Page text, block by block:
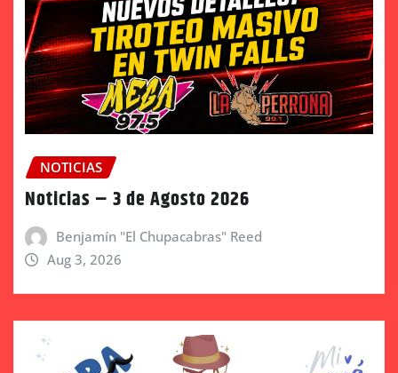
NOTICIAS
Noticias – 3 de Agosto 2026
Benjamín "El Chupacabras" Reed
Aug 3, 2026